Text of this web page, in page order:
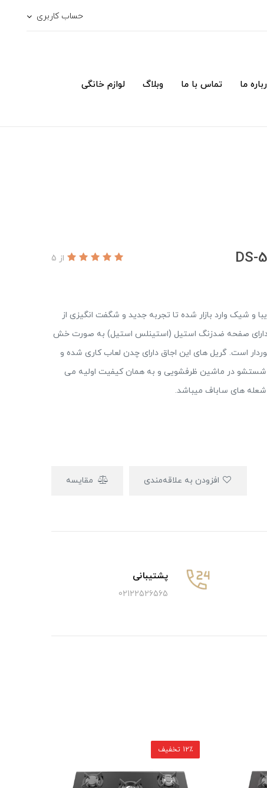
حساب کاربری
ما تماس با ما وبلاگ لوازم خانگی
از 5
و شیک وارد بازار شده تا تجربه جدید و شگفت انگیزی از
دارای صفحه ضدزنگ استیل (استینلس استیل) به صورت خش
است. گریل های این اجاق دارای چدن لعاب کاری شده و
شستشو در ماشین ظرفشویی و به همان کیفیت اولیه می
شعله های ساباف میباشد.
مقایسه
پشتیبانی
02122526565
12٪ تخفیف